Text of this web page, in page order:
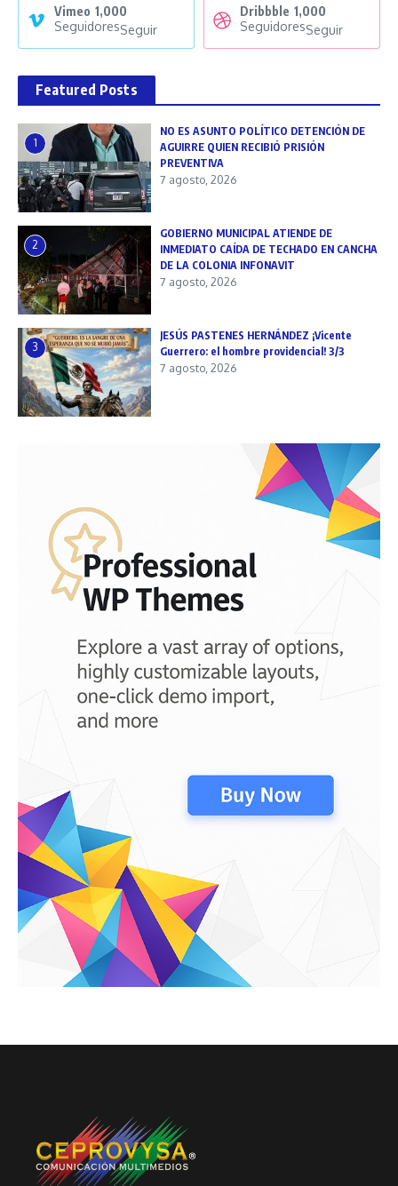
Vimeo 1,000
SeguidoresSeguir
Dribbble 1,000
SeguidoresSeguir
Featured Posts
1
NO ES ASUNTO POLÍTICO DETENCIÓN DE
AGUIRRE QUIEN RECIBIÓ PRISIÓN
PREVENTIVA
7 agosto, 2026
2
GOBIERNO MUNICIPAL ATIENDE DE
INMEDIATO CAÍDA DE TECHADO EN CANCHA
DE LA COLONIA INFONAVIT
7 agosto, 2026
3
JESÚS PASTENES HERNÁNDEZ ¡Vicente
Guerrero: el hombre providencial! 3/3
7 agosto, 2026